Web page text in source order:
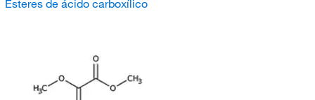
Ésteres de ácido carboxílico